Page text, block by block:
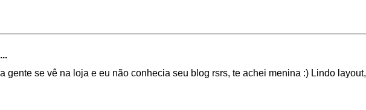
gente se vê na loja e eu não conhecia seu blog rsrs, te achei menina :) Lindo layout,